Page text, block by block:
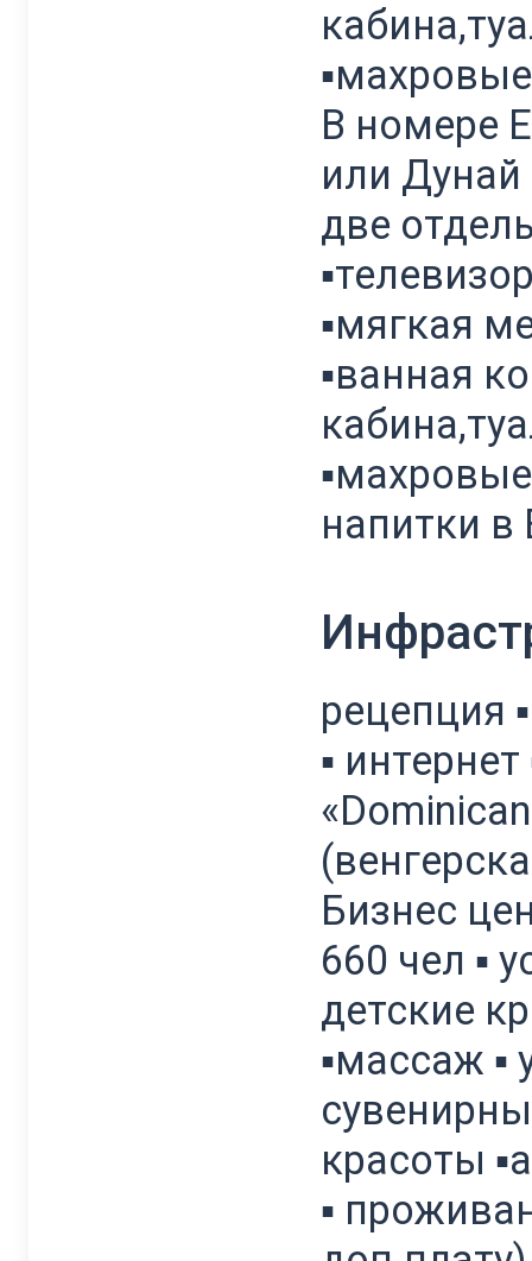
В номере
или Дунай
две
▪мягкая
▪ванная
напитки в
рецепция
▪
Бизнес
660 чел ▪
детские
▪массаж ▪
красоты
▪